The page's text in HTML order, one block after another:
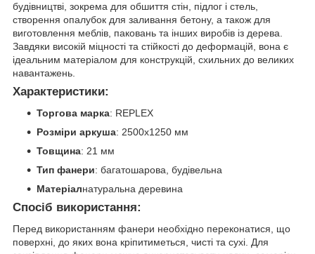
будівництві, зокрема для обшиття стін, підлог і стель,
створення опалубок для заливання бетону, а також для
виготовлення меблів, паковань та інших виробів із дерева.
Завдяки високій міцності та стійкості до деформацій, вона є
ідеальним матеріалом для конструкцій, схильних до великих
навантажень.
Характеристики:
Торгова марка: REPLEX
Розміри аркуша: 2500x1250 мм
Товщина: 21 мм
Тип фанери: багатошарова, будівельна
Матеріалнатуральна деревина
Спосіб використання:
Перед використанням фанери необхідно переконатися, що
поверхні, до яких вона кріпитиметься, чисті та сухі. Для